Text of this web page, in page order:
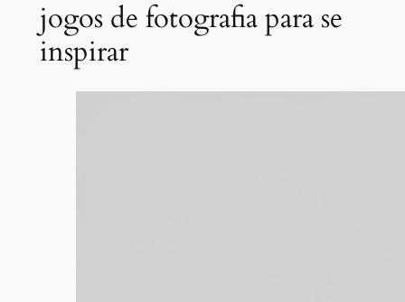
jogos de fotografia para se
inspirar